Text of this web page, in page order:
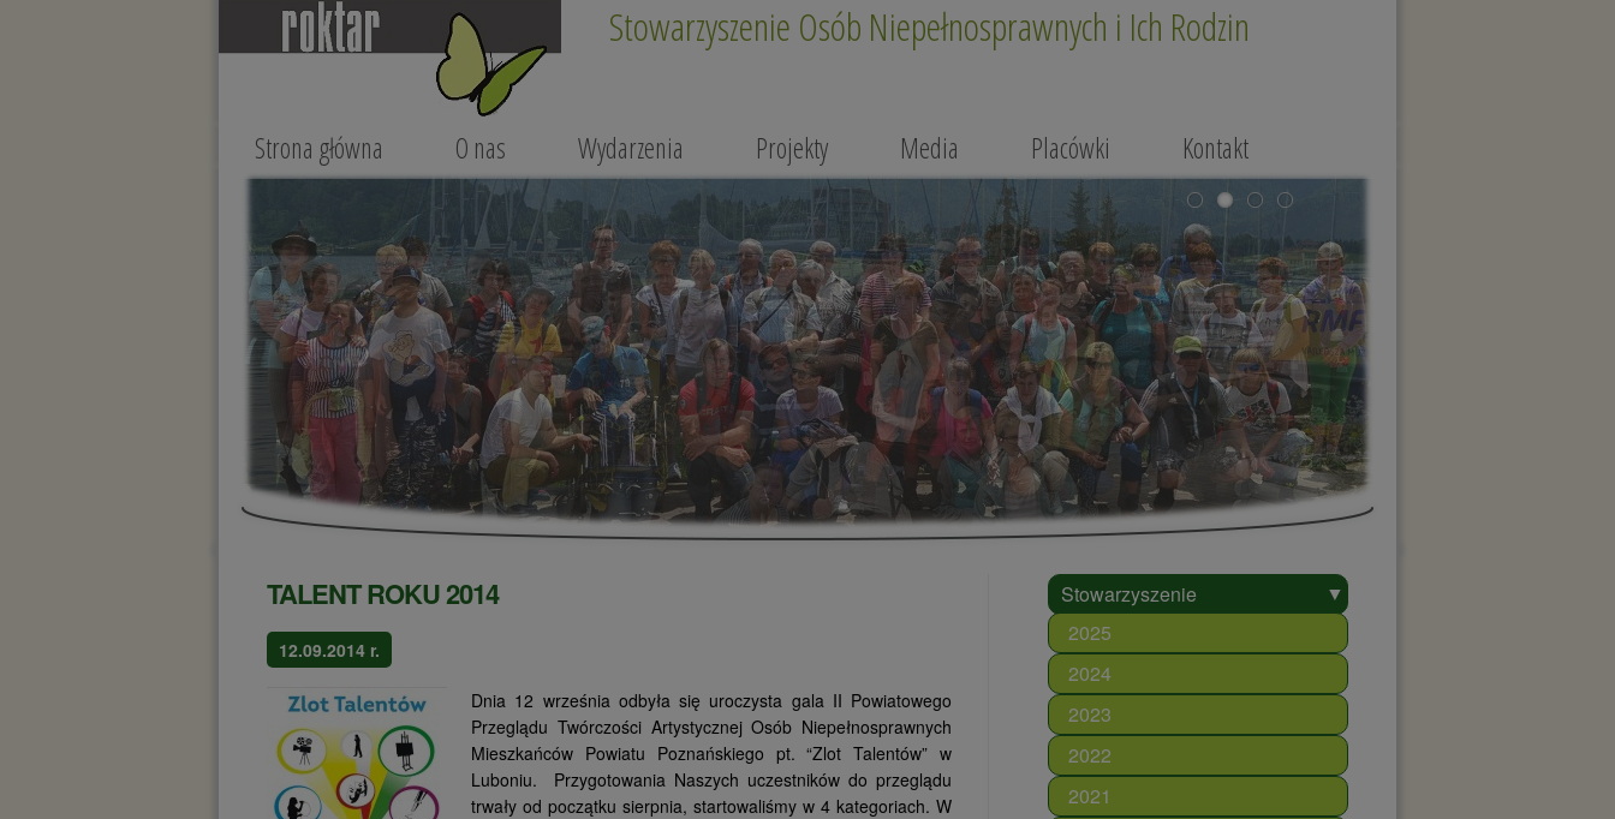
Stowarzyszenie Osób Niepełnosprawnych i Ich Rodzin
Strona główna O nas Wydarzenia Projekty Media Placówki Kontakt
TALENT ROKU 2014
12.09.2014 r.
Dnia 12 września odbyła się uroczysta gala II Powiatowego
Przeglądu Twórczości Artystycznej Osób Niepełnosprawnych
Mieszkańców Powiatu Poznańskiego pt. “Zlot Talentów” w
Luboniu. Przygotowania Naszych uczestników do przeglądu
trwały od początku sierpnia, startowaliśmy w 4 kategoriach. W
▼
Stowarzyszenie
2025
2024
2023
2022
2021